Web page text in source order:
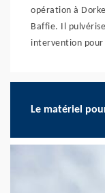
opération à
Baffie. Il
intervention pour
Le matériel